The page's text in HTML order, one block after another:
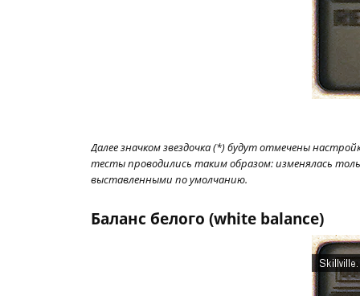
Далее значком звездочка (*) будут отмечены
тесты проводились таким образом: изменялась
выставленными по умолчанию.
Баланс белого (white balance)